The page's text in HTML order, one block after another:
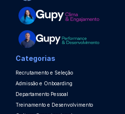
Categorias
Recrutamento e Seleção
Admissão e Onboarding
Departamento Pessoal
Treinamento e Desenvolvimento